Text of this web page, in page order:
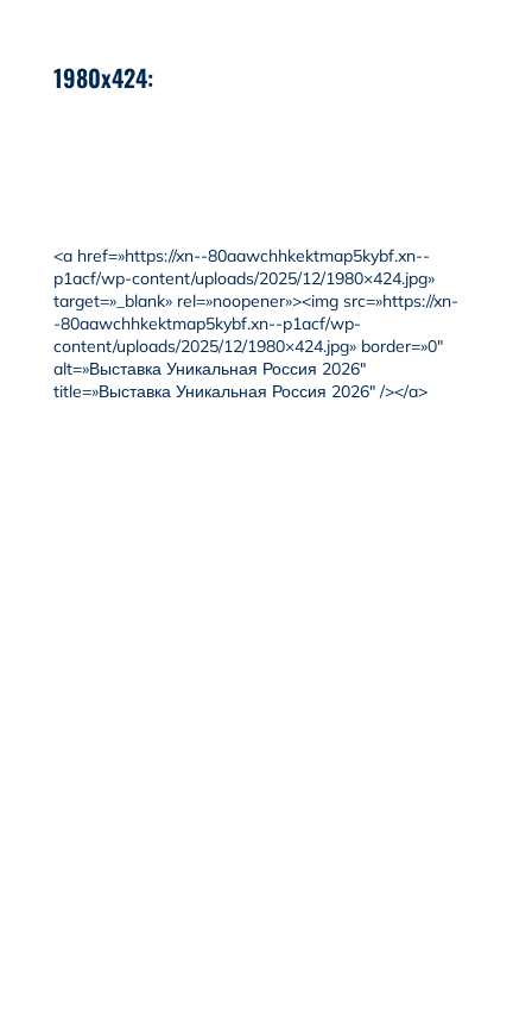
1980x424:
<a href=»https://xn--80aawchhkektmap5kybf.xn--
p1acf/wp-content/uploads/2025/12/1980×424.jpg»
target=»_blank» rel=»noopener»><img src=»https://xn-
-80aawchhkektmap5kybf.xn--p1acf/wp-
content/uploads/2025/12/1980×424.jpg» border=»0″
alt=»Выставка Уникальная Россия 2026″
title=»Выставка Уникальная Россия 2026″ /></a>